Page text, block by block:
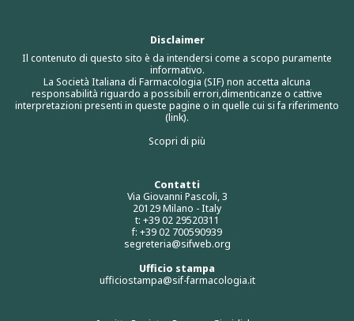
Contatti
Via Giovanni Pascoli, 3
20129 Milano - Italy
t: +39 02 29520311
f: +39 02 700590939
segreteria@sifweb.org
Ufficio stampa
ufficiostampa@sif-farmacologia.it
Disclaimer
Il contenuto di questo sito è da intendersi come a scopo puramente
informativo.
La Società Italiana di Farmacologia (SIF) non accetta alcuna
responsabilità riguardo a possibili errori,dimenticanze o cattive
interpretazioni presenti in queste pagine o in quelle cui si fa riferimento
(link).
Scopri di più